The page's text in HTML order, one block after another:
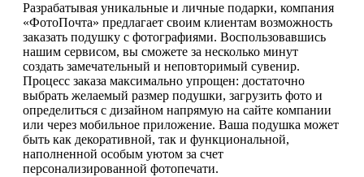
Разрабатывая уникальные и личные подарки, компания
«ФотоПочта» предлагает своим клиентам возможность
заказать подушку с фотографиями. Воспользовавшись
нашим сервисом, вы сможете за несколько минут
создать замечательный и неповторимый сувенир.
Процесс заказа максимально упрощен: достаточно
выбрать желаемый размер подушки, загрузить фото и
определиться с дизайном напрямую на сайте компании
или через мобильное приложение. Ваша подушка может
быть как декоративной, так и функциональной,
наполненной особым уютом за счет
персонализированной фотопечати.